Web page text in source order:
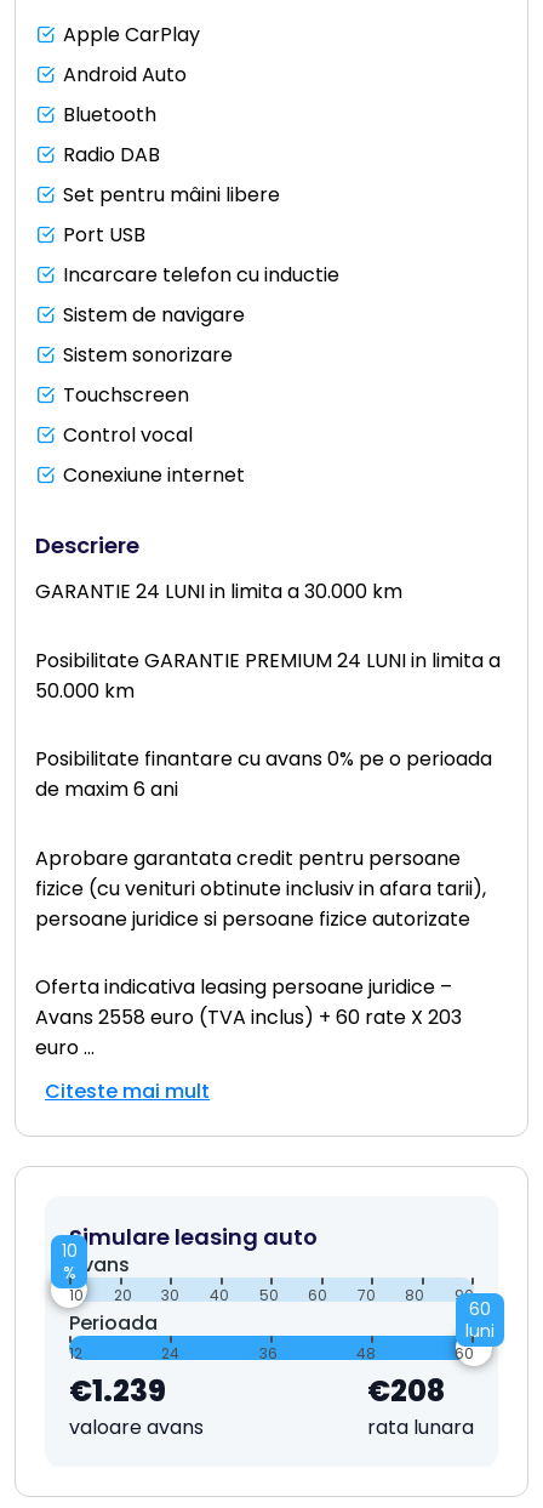
Apple CarPlay
Android Auto
Bluetooth
Radio DAB
Set pentru mâini libere
Port USB
Incarcare telefon cu inductie
Sistem de navigare
Sistem sonorizare
Touchscreen
Control vocal
Conexiune internet
Descriere
GARANTIE 24 LUNI in limita a 30.000 km
Posibilitate GARANTIE PREMIUM 24 LUNI in limita a
50.000 km
Posibilitate finantare cu avans 0% pe o perioada
de maxim 6 ani
Aprobare garantata credit pentru persoane
fizice (cu venituri obtinute inclusiv in afara tarii),
persoane juridice si persoane fizice autorizate
Oferta indicativa leasing persoane juridice –
Avans 2558 euro (TVA inclus) + 60 rate X 203
euro...
Citeste mai mult
Simulare leasing auto
Avans
10
%
10 20 30 40 50 60 70 80 90
Perioada
60
luni
12 24 36 48 60
€1.239
valoare avans
€208
rata lunara